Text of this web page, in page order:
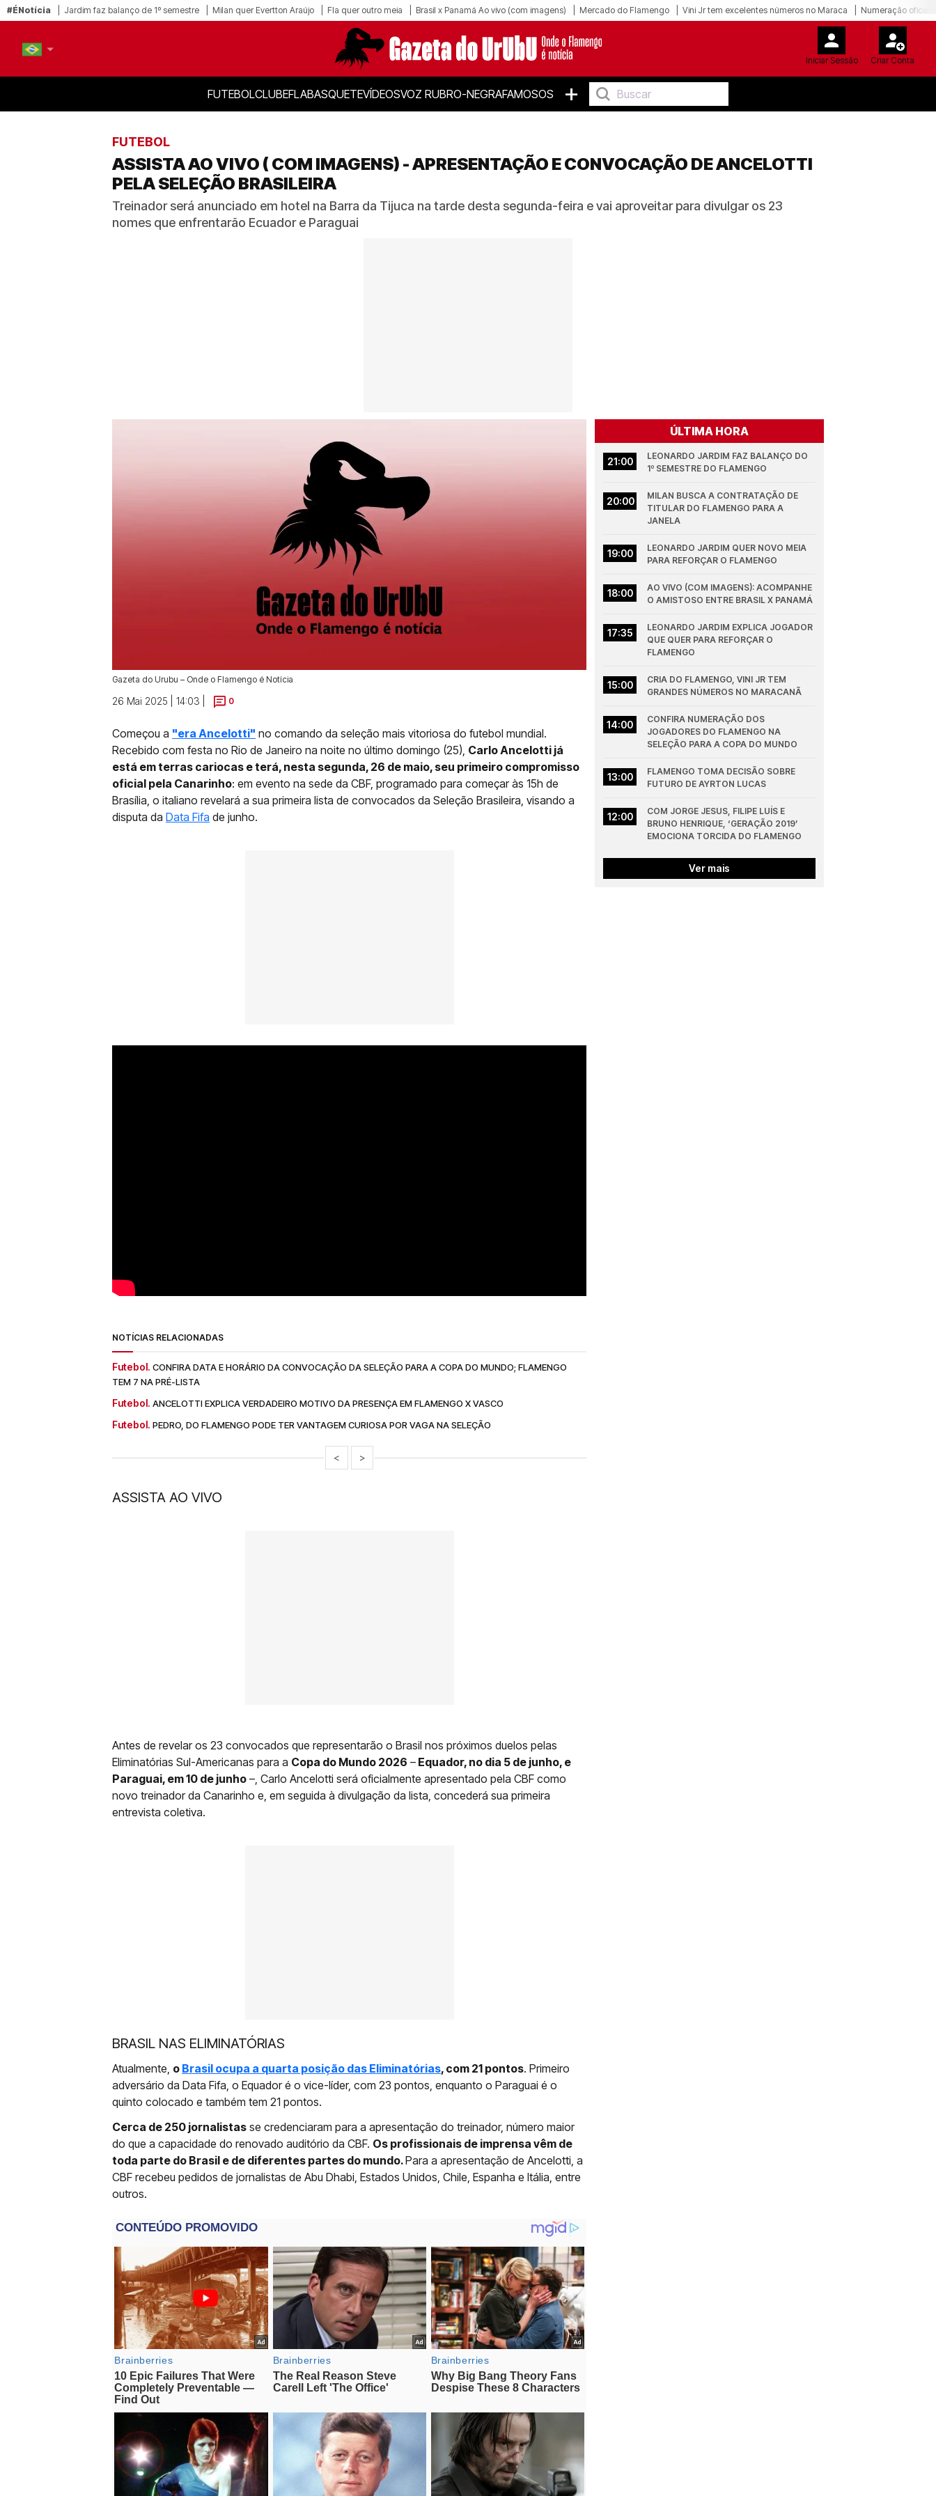
#ÉNotícia Jardim faz balanço de 1º semestre Milan quer Evertton Araújo Fla quer outro meia Brasil x Panamá Ao vivo (com imagens) Mercado do Flamengo Vini Jr tem excelentes números no Maraca Numeração oficial
Iniciar Sessão Criar Conta
FUTEBOLCLUBEFLABASQUETEVÍDEOSVOZ RUBRO-NEGRAFAMOSOS +
FUTEBOL
ASSISTA AO VIVO ( COM IMAGENS) - APRESENTAÇÃO E CONVOCAÇÃO DE ANCELOTTI
PELA SELEÇÃO BRASILEIRA
Treinador será anunciado em hotel na Barra da Tijuca na tarde desta segunda-feira e vai aproveitar para divulgar os 23
nomes que enfrentarão Ecuador e Paraguai
Gazeta do Urubu – Onde o Flamengo é Notícia
26 Mai 2025 | 14:03 | 0
Começou a "era Ancelotti" no comando da seleção mais vitoriosa do futebol mundial.
Recebido com festa no Rio de Janeiro na noite no último domingo (25), Carlo Ancelotti já
está em terras cariocas e terá, nesta segunda, 26 de maio, seu primeiro compromisso
oficial pela Canarinho: em evento na sede da CBF, programado para começar às 15h de
Brasília, o italiano revelará a sua primeira lista de convocados da Seleção Brasileira, visando a
disputa da Data Fifa de junho.
NOTÍCIAS RELACIONADAS
Futebol. CONFIRA DATA E HORÁRIO DA CONVOCAÇÃO DA SELEÇÃO PARA A COPA DO MUNDO; FLAMENGO
TEM 7 NA PRÉ-LISTA
Futebol. ANCELOTTI EXPLICA VERDADEIRO MOTIVO DA PRESENÇA EM FLAMENGO X VASCO
Futebol. PEDRO, DO FLAMENGO PODE TER VANTAGEM CURIOSA POR VAGA NA SELEÇÃO
< >
ASSISTA AO VIVO
Antes de revelar os 23 convocados que representarão o Brasil nos próximos duelos pelas
Eliminatórias Sul-Americanas para a Copa do Mundo 2026 – Equador, no dia 5 de junho, e
Paraguai, em 10 de junho –, Carlo Ancelotti será oficialmente apresentado pela CBF como
novo treinador da Canarinho e, em seguida à divulgação da lista, concederá sua primeira
entrevista coletiva.
BRASIL NAS ELIMINATÓRIAS
Atualmente, o Brasil ocupa a quarta posição das Eliminatórias, com 21 pontos. Primeiro
adversário da Data Fifa, o Equador é o vice-líder, com 23 pontos, enquanto o Paraguai é o
quinto colocado e também tem 21 pontos.
Cerca de 250 jornalistas se credenciaram para a apresentação do treinador, número maior
do que a capacidade do renovado auditório da CBF. Os profissionais de imprensa vêm de
toda parte do Brasil e de diferentes partes do mundo.Para a apresentação de Ancelotti, a
CBF recebeu pedidos de jornalistas de Abu Dhabi, Estados Unidos, Chile, Espanha e Itália, entre
outros.
ÚLTIMA HORA
21:00
LEONARDO JARDIM FAZ BALANÇO DO
1º SEMESTRE DO FLAMENGO
20:00
MILAN BUSCA A CONTRATAÇÃO DE
TITULAR DO FLAMENGO PARA A
JANELA
19:00
LEONARDO JARDIM QUER NOVO MEIA
PARA REFORÇAR O FLAMENGO
18:00
AO VIVO (COM IMAGENS): ACOMPANHE
O AMISTOSO ENTRE BRASIL X PANAMÁ
17:35
LEONARDO JARDIM EXPLICA JOGADOR
QUE QUER PARA REFORÇAR O
FLAMENGO
15:00
CRIA DO FLAMENGO, VINI JR TEM
GRANDES NÚMEROS NO MARACANÃ
14:00
CONFIRA NUMERAÇÃO DOS
JOGADORES DO FLAMENGO NA
SELEÇÃO PARA A COPA DO MUNDO
13:00
FLAMENGO TOMA DECISÃO SOBRE
FUTURO DE AYRTON LUCAS
12:00
COM JORGE JESUS, FILIPE LUÍS E
BRUNO HENRIQUE, ‘GERAÇÃO 2019’
EMOCIONA TORCIDA DO FLAMENGO
Ver mais